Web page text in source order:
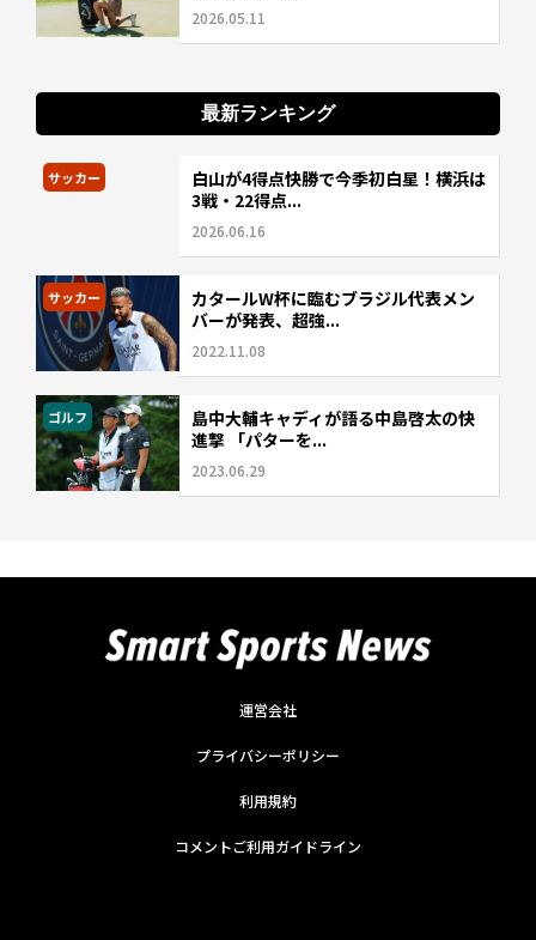
2026.05.11
最新ランキング
サッカー
白山が4得点快勝で今季初白星！横浜は
3戦・22得点...
2026.06.16
サッカー
カタールW杯に臨むブラジル代表メン
バーが発表、超強...
2022.11.08
ゴルフ
島中大輔キャディが語る中島啓太の快
進撃 「パターを...
2023.06.29
運営会社
プライバシーポリシー
利用規約
コメントご利用ガイドライン